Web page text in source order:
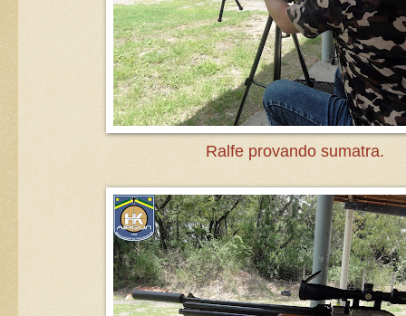
Ralfe provando sumatra.